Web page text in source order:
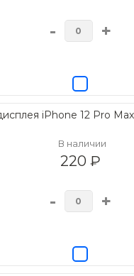
- +
iPhone 12 Pro
В наличии
220 ₽
- +